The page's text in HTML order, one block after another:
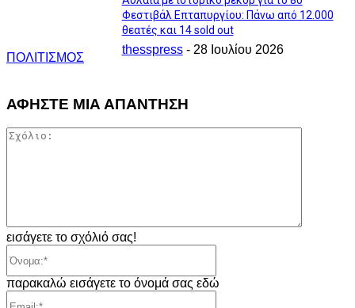
ΠΟΛΙΤΙΣΜΟΣ
Φεστιβάλ Επταπυργίου: Πάνω από 12.000
θεατές και 14 sold out
thesspress - 28 Ιουλίου 2026
ΑΦΗΣΤΕ ΜΙΑ ΑΠΑΝΤΗΣΗ
εισάγετε το σχόλιό σας!
παρακαλώ εισάγετε το όνομά σας εδώ